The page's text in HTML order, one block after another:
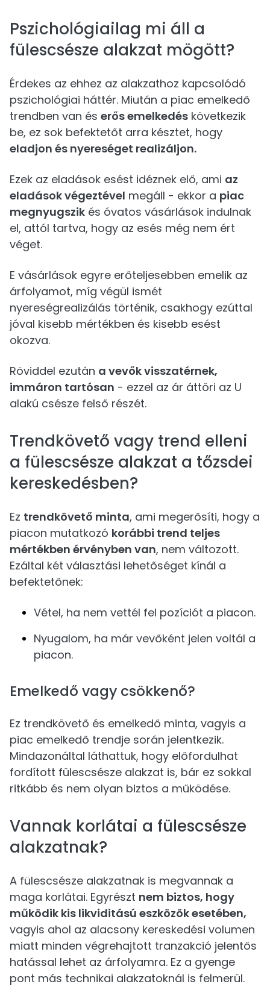
Pszichológiailag mi áll a
fülescsésze alakzat mögött?
Érdekes az ehhez az alakzathoz kapcsolódó
pszichológiai háttér. Miután a piac emelkedő
trendben van és erős emelkedés következik
be, ez sok befektetőt arra késztet, hogy
eladjon és nyereséget realizáljon.
Ezek az eladások esést idéznek elő, ami az
eladások végeztével megáll - ekkor a piac
megnyugszik és óvatos vásárlások indulnak
el, attól tartva, hogy az esés még nem ért
véget.
E vásárlások egyre erőteljesebben emelik az
árfolyamot, míg végül ismét
nyereségrealizálás történik, csakhogy ezúttal
jóval kisebb mértékben és kisebb esést
okozva.
Röviddel ezután a vevők visszatérnek,
immáron tartósan - ezzel az ár áttöri az U
alakú csésze felső részét.
Trendkövető vagy trend elleni
a fülescsésze alakzat a tőzsdei
kereskedésben?
Ez trendkövető minta, ami megerősíti, hogy a
piacon mutatkozó korábbi trend teljes
mértékben érvényben van, nem változott.
Ezáltal két választási lehetőséget kínál a
befektetőnek:
Vétel, ha nem vettél fel pozíciót a piacon.
Nyugalom, ha már vevőként jelen voltál a
piacon.
Emelkedő vagy csökkenő?
Ez trendkövető és emelkedő minta, vagyis a
piac emelkedő trendje során jelentkezik.
Mindazonáltal láthattuk, hogy előfordulhat
fordított fülescsésze alakzat is, bár ez sokkal
ritkább és nem olyan biztos a működése.
Vannak korlátai a fülescsésze
alakzatnak?
A fülescsésze alakzatnak is megvannak a
maga korlátai. Egyrészt nem biztos, hogy
működik kis likviditású eszközök esetében,
vagyis ahol az alacsony kereskedési volumen
miatt minden végrehajtott tranzakció jelentős
hatással lehet az árfolyamra. Ez a gyenge
pont más technikai alakzatoknál is felmerül.